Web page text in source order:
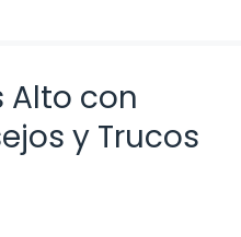
Alto con
y Trucos